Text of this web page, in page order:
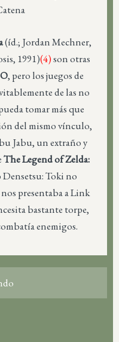
(íd.; Jordan Mechner,
1991)(4)son otras
, pero los juegos de
de las no
tomar más que
del mismo vínculo,
Jabu, un extraño y
The Legend of Zelda:
Toki no
presentaba a Link
bastante torpe,
enemigos.